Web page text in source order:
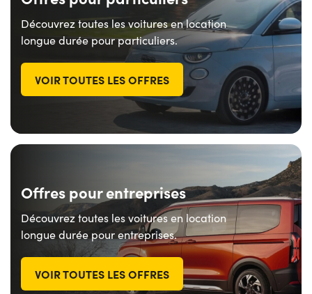
Découvrez toutes les voitures en location
longue durée pour particuliers.
VOIR TOUTES LES OFFRES
Offres pour entreprises
Découvrez toutes les voitures en location
longue durée pour entreprises.
VOIR TOUTES LES OFFRES